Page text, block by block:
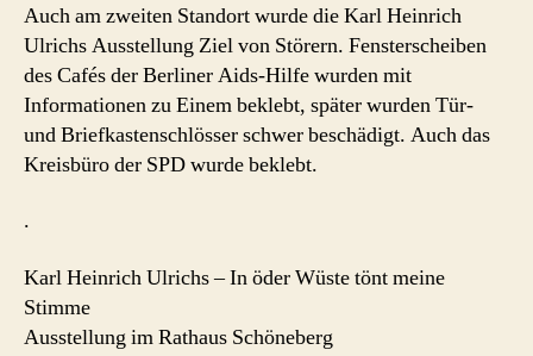
Auch am zweiten Standort wurde die Karl Heinrich
Ulrichs Ausstellung Ziel von Störern. Fensterscheiben
des Cafés der Berliner Aids-Hilfe wurden mit
Informationen zu Einem beklebt, später wurden Tür-
und Briefkastenschlösser schwer beschädigt. Auch das
Kreisbüro der SPD wurde beklebt.
.
Karl Heinrich Ulrichs – In öder Wüste tönt meine
Stimme
Ausstellung im Rathaus Schöneberg